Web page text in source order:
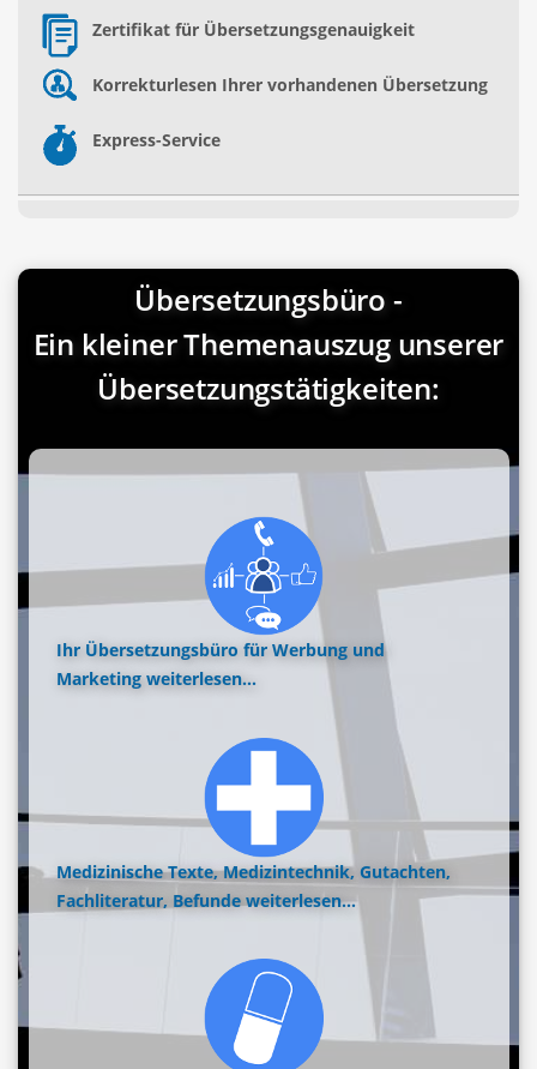
Zertifikat für Übersetzungsgenauigkeit
Korrekturlesen Ihrer vorhandenen Übersetzung
Express-Service
Übersetzungsbüro -
Ein kleiner Themenauszug unserer
Übersetzungstätigkeiten:
Ihr Übersetzungsbüro für Werbung und
Marketing weiterlesen...
Medizinische Texte, Medizintechnik, Gutachten,
Fachliteratur, Befunde weiterlesen...